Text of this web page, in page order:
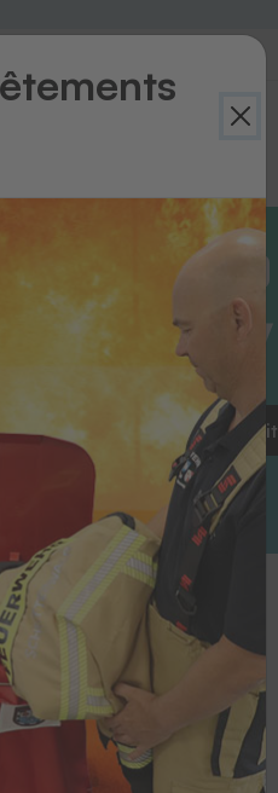
à thermocoller manuelles
Economy
les petits besoins
Demander le produit
Réf. 13785